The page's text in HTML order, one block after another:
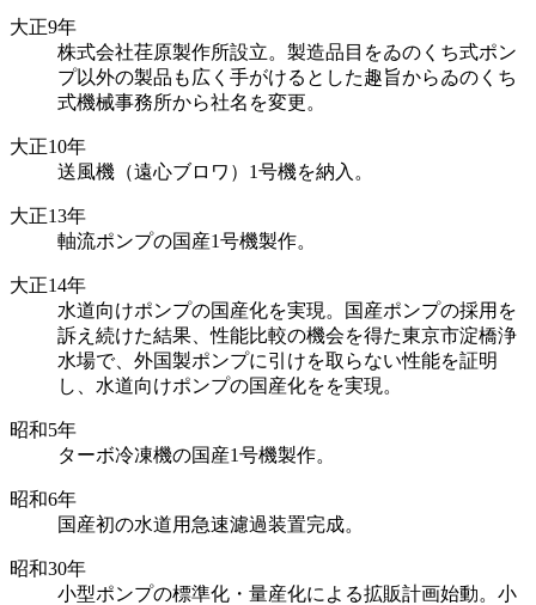
大正9年
株式会社荏原製作所設立。製造品目をゐのくち式ポン
プ以外の製品も広く手がけるとした趣旨からゐのくち
式機械事務所から社名を変更。
大正10年
送風機（遠心ブロワ）1号機を納入。
大正13年
軸流ポンプの国産1号機製作。
大正14年
水道向けポンプの国産化を実現。国産ポンプの採用を
訴え続けた結果、性能比較の機会を得た東京市淀橋浄
水場で、外国製ポンプに引けを取らない性能を証明
し、水道向けポンプの国産化をを実現。
昭和5年
ターボ冷凍機の国産1号機製作。
昭和6年
国産初の水道用急速濾過装置完成。
昭和30年
小型ポンプの標準化・量産化による拡販計画始動。小